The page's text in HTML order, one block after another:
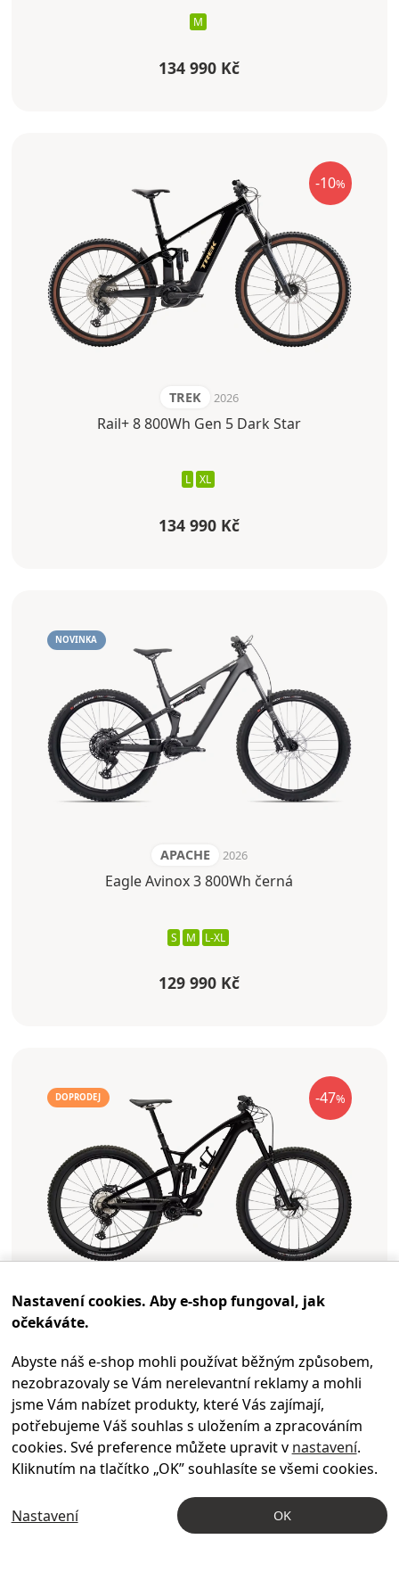
M
134 990 Kč
-10%
TREK 2026
Rail+ 8 800Wh Gen 5 Dark Star
L XL
134 990 Kč
NOVINKA
APACHE 2026
Eagle Avinox 3 800Wh černá
S M L-XL
129 990 Kč
-47%
DOPRODEJ
TREK 2023
129 990 Kč
Nastavení cookies. Aby e-shop fungoval, jak
očekáváte.
Abyste náš e-shop mohli používat běžným způsobem,
nezobrazovaly se Vám nerelevantní reklamy a mohli
jsme Vám nabízet produkty, které Vás zajímají,
potřebujeme Váš souhlas s uložením a zpracováním
cookies. Své preference můžete upravit v nastavení.
Kliknutím na tlačítko „OK” souhlasíte se všemi cookies.
Nastavení OK